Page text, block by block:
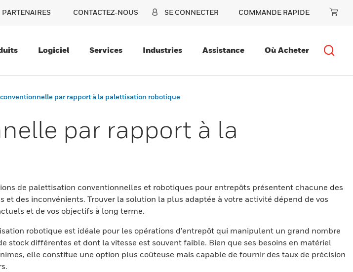
PARTENAIRES CONTACTEZ-NOUS SE CONNECTER COMMANDE RAPIDE
Logiciel Services Industries Assistance Où Acheter
par rapport à la palettisation robotique
par rapport à la
de palettisation conventionnelles et robotiques pour entrepôts présentent chacune des
et des inconvénients. Trouver la solution la plus adaptée à votre activité dépend de vos
et de vos objectifs à long terme.
robotique est idéale pour les opérations d'entrepôt qui manipulent un grand nombre
stock différentes et dont la vitesse est souvent faible. Bien que ses besoins en matériel
elle constitue une option plus coûteuse mais capable de fournir des taux de précision